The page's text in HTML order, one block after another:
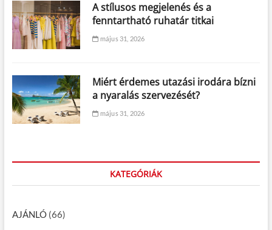
A stílusos megjelenés és a
fenntartható ruhatár titkai
május 31, 2026
Miért érdemes utazási irodára bízni
a nyaralás szervezését?
május 31, 2026
KATEGÓRIÁK
AJÁNLÓ(66)